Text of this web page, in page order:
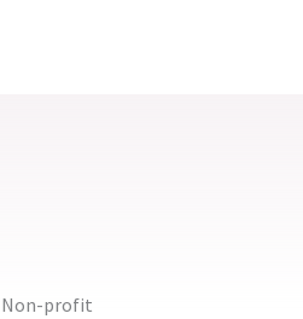
Non-profit​